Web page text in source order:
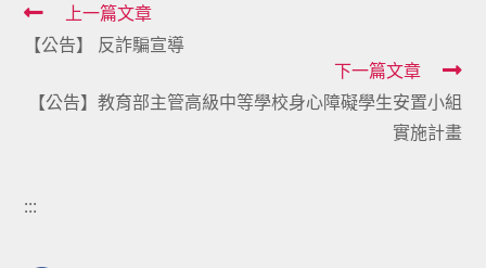
Read
more
articles
上一篇文章
【公告】 反詐騙宣導
下一篇文章
【公告】教育部主管高級中等學校身心障礙學生安置小組
實施計畫
:::